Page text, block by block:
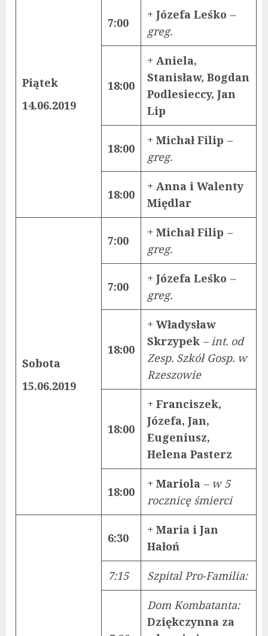
Piątek
14.06.2019
7:00
+ Józefa Leśko –
greg.
18:00
+ Aniela,
Stanisław, Bogdan
Podlesieccy, Jan
Lip
18:00
+ Michał Filip –
greg.
18:00
+ Anna i Walenty
Międlar
Sobota
15.06.2019
7:00
+ Michał Filip –
greg.
7:00
+ Józefa Leśko –
greg.
18:00
+ Władysław
Skrzypek – int. od
Zesp. Szkół Gosp. w
Rzeszowie
18:00
+ Franciszek,
Józefa, Jan,
Eugeniusz,
Helena Pasterz
18:00
+ Mariola – w 5
rocznicę śmierci
6:30
+ Maria i Jan
Hałoń
7:15 Szpital Pro-Familia:
Dom Kombatanta:
Dziękczynna za